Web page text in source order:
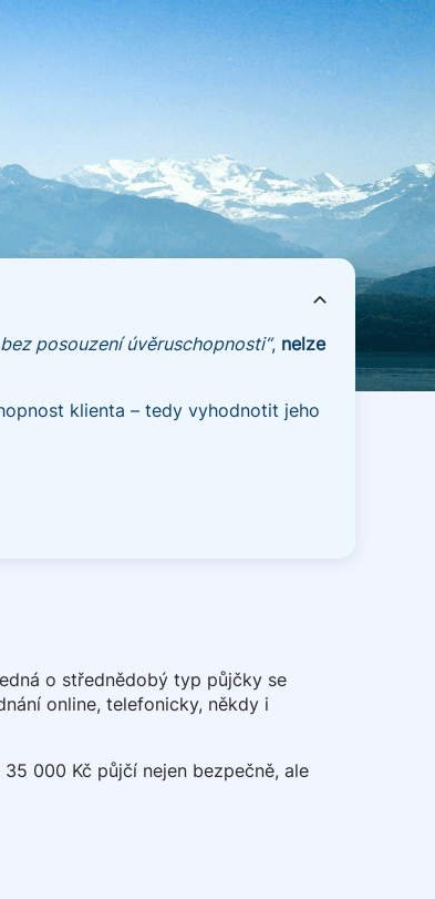
posouzení úvěruschopnosti“, nelze
klienta – tedy vyhodnotit jeho
o střednědobý typ půjčky se
online, telefonicky, někdy i
000 Kč půjčí nejen bezpečně, ale